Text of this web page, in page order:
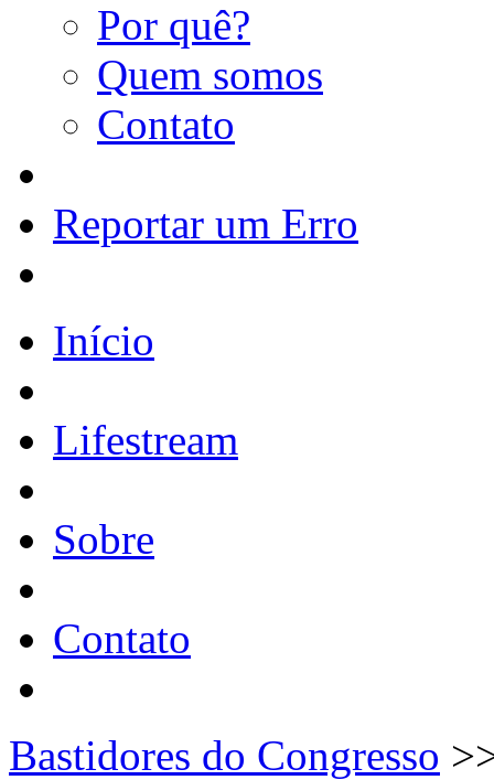
Por quê?
Quem somos
Contato
Reportar um Erro
Início
Lifestream
Sobre
Contato
Bastidores do Congresso